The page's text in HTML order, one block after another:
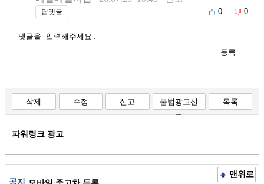
답댓글 0 0
등록
삭제 수정 신고
불법광고신
고
목록
파워링크 광고
공지
맨위로